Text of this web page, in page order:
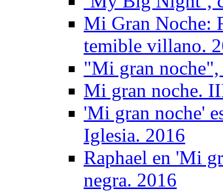
Mi Gran Noche:
temible villano.
"Mi gran noche",
Mi gran noche.
'Mi gran noche'
Iglesia. 2016
Raphael en 'Mi
negra. 2016